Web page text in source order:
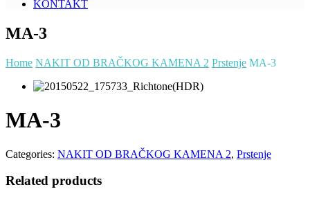
KONTAKT
MA-3
Home NAKIT OD BRAČKOG KAMENA 2 Prstenje MA-3
MA-3
Categories: NAKIT OD BRAČKOG KAMENA 2, Prstenje
Related products